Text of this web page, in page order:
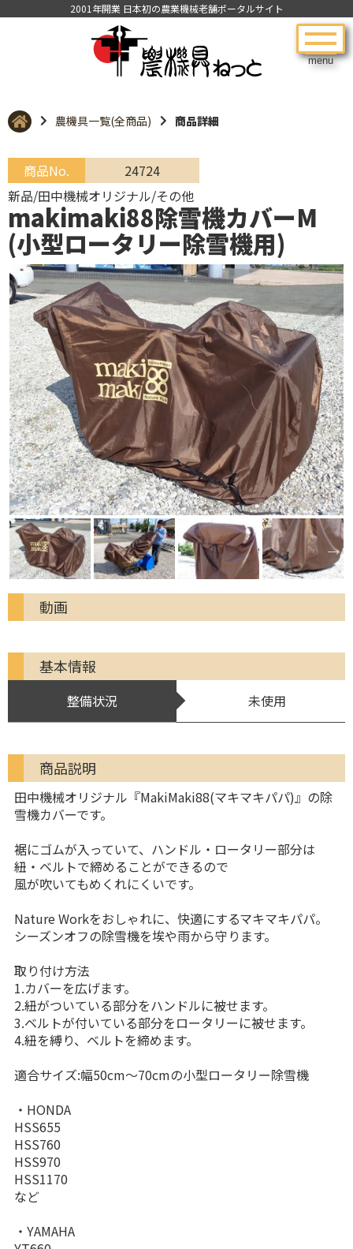
menu
2001年開業 日本初の農業機械老舗ポータルサイト
農機具一覧(全商品) 商品詳細
商品No.
24724
新品/田中機械オリジナル/その他
makimaki88除雪機カバーM
(小型ロータリー除雪機用)
動画
基本情報
整備状況 未使用
商品説明
田中機械オリジナル『MakiMaki88(マキマキパパ)』の除
雪機カバーです。
裾にゴムが入っていて、ハンドル・ロータリー部分は
紐・ベルトで締めることができるので
風が吹いてもめくれにくいです。
Nature Workをおしゃれに、快適にするマキマキパパ。
シーズンオフの除雪機を埃や雨から守ります。
取り付け方法
1.カバーを広げます。
2.紐がついている部分をハンドルに被せます。
3.ベルトが付いている部分をロータリーに被せます。
4.紐を縛り、ベルトを締めます。
適合サイズ:幅50cm〜70cmの小型ロータリー除雪機
・HONDA
HSS655
HSS760
HSS970
HSS1170
など
・YAMAHA